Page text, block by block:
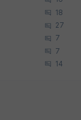
18
27
7
7
14